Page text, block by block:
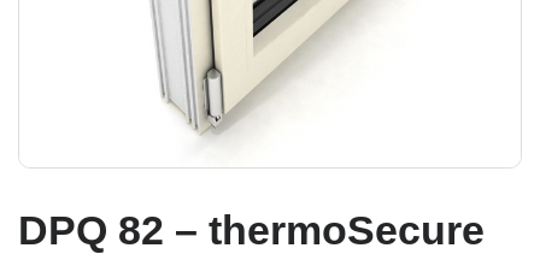
DPQ 82 – thermoSecure